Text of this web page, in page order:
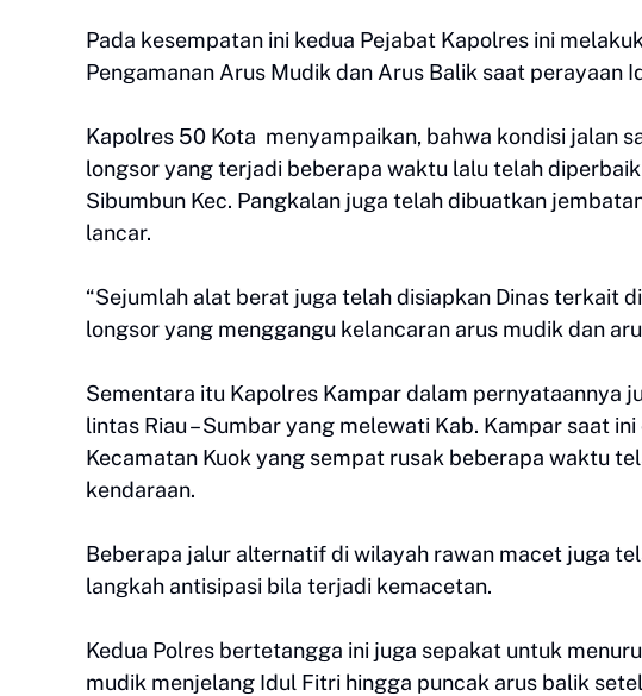
Pada kesempatan ini kedua Pejabat Kapolres ini
Pengamanan Arus Mudik dan Arus Balik saat perayaan
Kapolres 50 Kota menyampaikan, bahwa kondisi jalan
longsor yang terjadi beberapa waktu lalu telah
Sibumbun Kec. Pangkalan juga telah dibuatkan
lancar.
“Sejumlah alat berat juga telah disiapkan Dinas terkait
longsor yang menggangu kelancaran arus mudik dan
Sementara itu Kapolres Kampar dalam pernyataannya
lintas Riau – Sumbar yang melewati Kab. Kampar saat
Kecamatan Kuok yang sempat rusak beberapa waktu
kendaraan.
Beberapa jalur alternatif di wilayah rawan macet juga
langkah antisipasi bila terjadi kemacetan.
Kedua Polres bertetangga ini juga sepakat untuk
mudik menjelang Idul Fitri hingga puncak arus balik